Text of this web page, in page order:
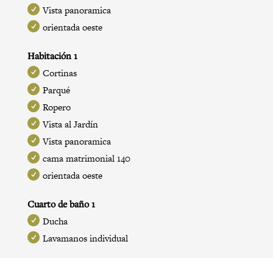
Vista panoramica
orientada oeste
Habitación 1
Cortinas
Parqué
Ropero
Vista al Jardín
Vista panoramica
cama matrimonial 140
orientada oeste
Cuarto de baño 1
Ducha
Lavamanos individual